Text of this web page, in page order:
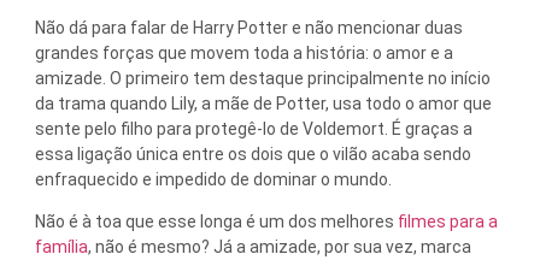
Não dá para falar de Harry Potter e não mencionar duas
grandes forças que movem toda a história: o amor e a
amizade. O primeiro tem destaque principalmente no início
da trama quando Lily, a mãe de Potter, usa todo o amor que
sente pelo filho para protegê-lo de Voldemort. É graças a
essa ligação única entre os dois que o vilão acaba sendo
enfraquecido e impedido de dominar o mundo.
Não é à toa que esse longa é um dos melhores filmes para a
família, não é mesmo? Já a amizade, por sua vez, marca